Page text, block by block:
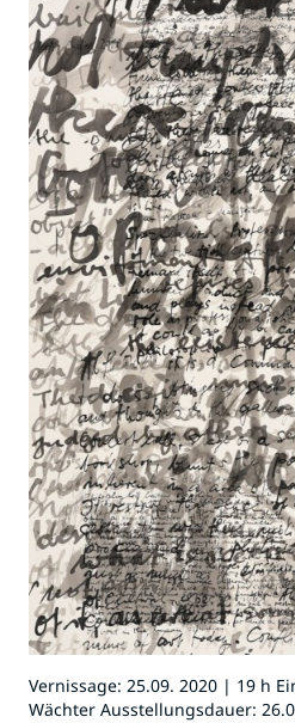
Vernissage: 25.09. 2020 | 19 h
Wächter Ausstellungsdauer: